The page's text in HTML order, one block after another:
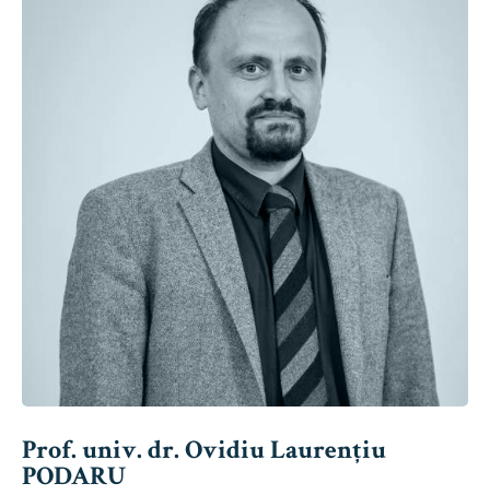
Prof. univ. dr. Ovidiu Laurențiu
PODARU